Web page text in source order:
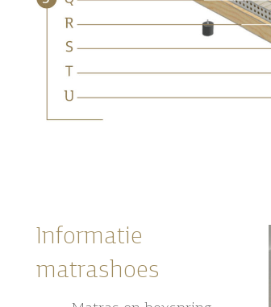
Informatie
matrashoes